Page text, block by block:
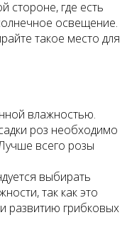
стороне, где есть
освещение.
такое место для
влажностью.
роз необходимо
всего розы
выбирать
так как это
развитию грибковых